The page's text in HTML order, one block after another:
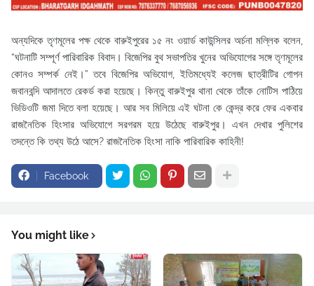
অন্যদিকে তৃণমূলের পক্ষ থেকে বারুইপুরের ১৫ নং ওয়ার্ড কাউন্সিলর অর্চনা মল্লিক বলেন,
“ঘটনাটি সম্পূর্ণ পারিবারিক বিবাদ। বিজেপির বুথ সভাপতির খুনের অভিযোগের সঙ্গে তৃণমূলের
কোনও সম্পর্ক নেই।” তবে বিজেপির অভিযোগ, ইতিমধ্যেই কলেজ ছাত্রীটির গোপন
জবানবন্দি আদালতে রেকর্ড করা হয়েছে। কিন্তু বারুইপুর থানা থেকে তাঁকে নোটিস পাঠিয়ে
ভিডিওটি জমা দিতে বলা হয়েছে। আর সব মিলিয়ে এই ঘটনা কে কেন্দ্র করে ফের একবার
রাজনৈতিক হিংসার অভিযোগে সরগরম হয়ে উঠেছে বারুইপুর। এখন দেখার পুলিশের
তদন্তে কি তথ্য উঠে আসে? রাজনৈতিক হিংসা নাকি পারিবারিক কাহিনী!
Facebook
You might like